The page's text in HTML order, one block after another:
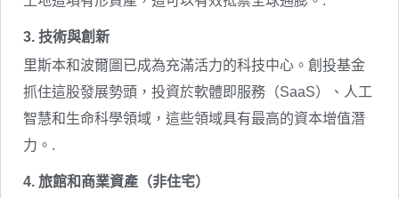
3. 技術與創新
里斯本和波爾圖已成為充滿活力的科技中心。創投基金
抓住這股發展勢頭，投資於軟體即服務（SaaS）、人工
智慧和生命科學領域，這些領域具有最高的資本增值潛
力。.
4. 旅館和商業資產（非住宅）